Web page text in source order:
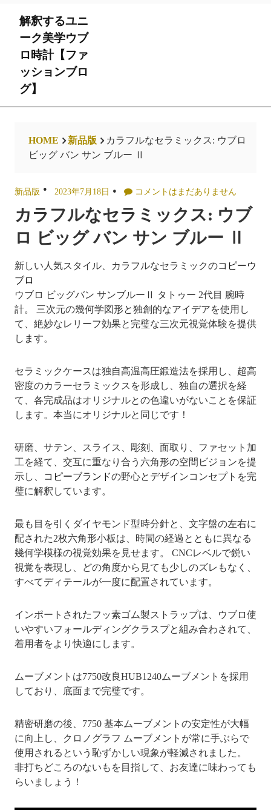
content
解釈するユニ
ーク美学ウブ
ロ時計【ファ
ッションブロ
グ】
HOME 新品版
カラフルなセラミックス: ウブロ
ビッグ バン サン ブルー Ⅱ
新品版 2023年7月18日 コメントはまだありません
カラフルなセラミックス: ウブ
ロ ビッグ バン サン ブルー Ⅱ
新しい人気スタイル、カラフルなセラミックのコピーウ
ブロ
ウブロ ビッグバン サンブルーⅡ タトゥー 2代目 腕時
計。 三次元の幾何学図形と独創的なアイデアを使用し
て、絶妙なレリーフ効果と完璧な三次元視覚体験を提供
します。
セラミックケースは独自高温高圧鍛造法を採用し、超高
密度のカラーセラミックスを形成し、独自の選択を経
て、各完成品はオリジナルとの色違いがないことを保証
します。本当にオリジナルと同じです！
研磨、サテン、スライス、彫刻、面取り、ファセット加
工を経て、交互に重なり合う六角形の空間ビジョンを提
示し、
コピーブランドの野心とデザインコンセプトを完
璧に解釈しています。
最も目を引くダイヤモンド型時分針と、文字盤の左右に
配された2枚六角形小板は、時間の経過とともに異なる
幾何学模様の視覚効果を見せます。 CNCレベルで鋭い
視覚を表現し、どの角度から見ても少しのズレもなく、
すべてディテールが一度に配置されています。
インポートされたフッ素ゴム製ストラップは、ウブロ使
いやすいフォールディングクラスプと組み合わされて、
着用者をより快適にします。
ムーブメントは7750改良HUB1240ムーブメントを採用
しており、底面まで完璧です。
精密研磨の後、7750 基本ムーブメントの安定性が大幅
に向上し、クロノグラフ ムーブメントが常に手ぶらで
使用されるという恥ずかしい現象が軽減されました。
非打ちどころのないもを目指して、お友達に味わっても
らいましょう！